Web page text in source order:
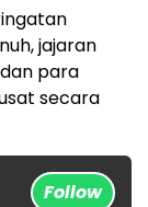
jajaran
para
secara
Follow